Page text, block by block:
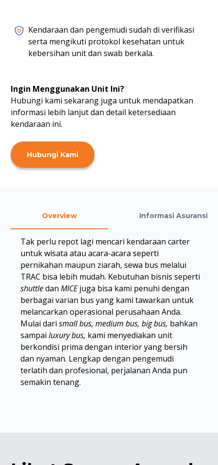
Kendaraan dan pengemudi sudah di verifikasi
serta mengikuti protokol kesehatan untuk
kebersihan unit dan swab berkala.
Ingin Menggunakan Unit Ini?
Hubungi kami sekarang juga untuk mendapatkan
informasi lebih lanjut dan detail ketersediaan
kendaraan ini.
Hubungi Kami
Overview Informasi Asuransi
Tak perlu repot lagi mencari kendaraan carter
untuk wisata atau acara-acara seperti
pernikahan maupun ziarah, sewa bus melalui
TRAC bisa lebih mudah. Kebutuhan bisnis seperti
shuttledan MICEjuga bisa kami penuhi dengan
berbagai varian bus yang kami tawarkan untuk
melancarkan operasional perusahaan Anda.
Mulai dari small bus, medium bus, big bus, bahkan
sampai luxury bus, kami menyediakan unit
berkondisi prima dengan interior yang bersih
dan nyaman. Lengkap dengan pengemudi
terlatih dan profesional, perjalanan Anda pun
semakin tenang.